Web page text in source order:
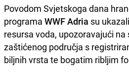
Povodom Svjetskoga dana
programa WWF Adria su
resursa voda, upozoravajući na
zaštićenog područja s
biljnih vrsta te bogatim ribljim